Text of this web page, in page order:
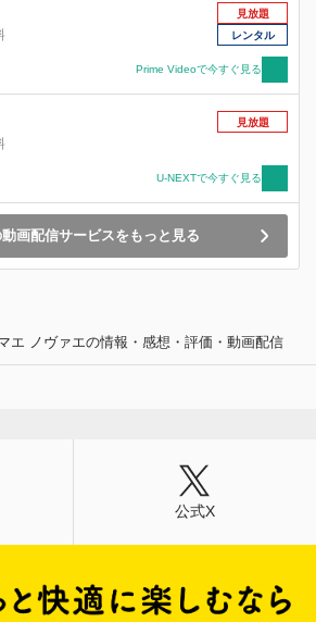
ウスは、またしてもお風呂を通じて現代日本
タイムスリップしてしまう。するとそこで、
呂専門雑誌のライターに転向していた山越真実
驚きの再会を果たすのだったが・・・。
見放題
レンタル
Prime Videoで今すぐ見る
見放題
U-NEXTで今すぐ見る
画配信サービスをもっと見る
エ ノヴァエの情報・感想・評価・動画配信
公式X